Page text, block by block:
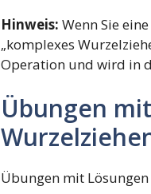
Hinweis: Wenn Sie
„komplexes
Operation und wird in
Übungen
Übungen mit